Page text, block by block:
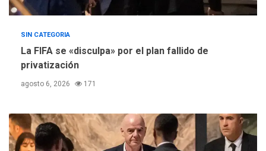
SIN CATEGORIA
La FIFA se «disculpa» por el plan fallido de
privatización
agosto 6, 2026 171